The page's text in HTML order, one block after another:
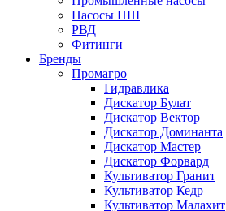
Насосы НШ
РВД
Фитинги
Бренды
Промагро
Гидравлика
Дискатор Булат
Дискатор Вектор
Дискатор Доминанта
Дискатор Мастер
Дискатор Форвард
Культиватор Гранит
Культиватор Кедр
Культиватор Малахит